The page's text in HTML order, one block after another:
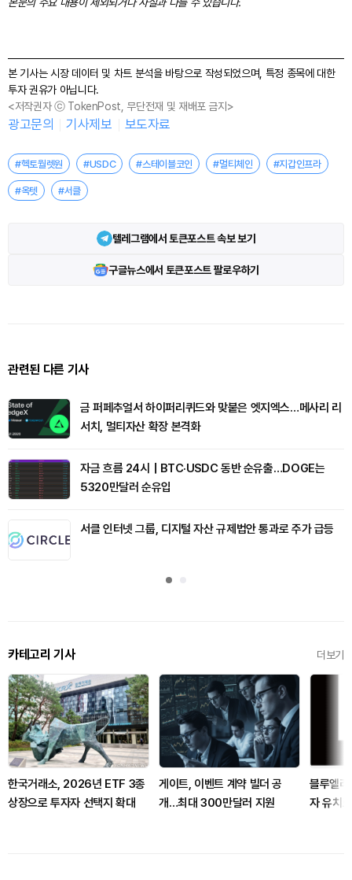
본 기사는 시장 데이터 및 차트 분석을 바탕으로 작성되었으며, 특정 종목에 대한
투자 권유가 아닙니다.
<저작권자 ⓒ TokenPost, 무단전재 및 재배포 금지>
광고문의 기사제보 보도자료
#헥토월렛원 #USDC #스테이블코인 #멀티체인 #지갑인프라
#옥텟 #서클
텔레그램에서 토큰포스트 속보 보기
구글뉴스에서 토큰포스트 팔로우하기
관련된 다른 기사
금 퍼페추얼서 하이퍼리퀴드와 맞붙은 엣지엑스…메사리 리
서치, 멀티자산 확장 본격화
자금 흐름 24시｜BTC·USDC 동반 순유출…DOGE는
5320만달러 순유입
서클 인터넷 그룹, 디지털 자산 규제법안 통과로 주가 급등
카테고리 기사 더보기
한국거래소, 2026년 ETF 3종
상장으로 투자자 선택지 확대
게이트, 이벤트 계약 빌더 공
개…최대 300만달러 지원
블루엘
자 유치